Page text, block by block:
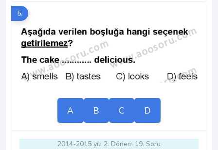
5.
A B C D
2014-2015 yılı 2. Dönem 19. Soru